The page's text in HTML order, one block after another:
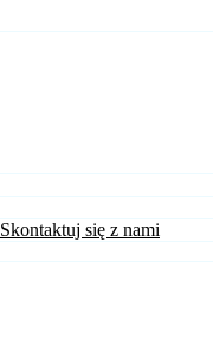
Skontaktuj się z nami